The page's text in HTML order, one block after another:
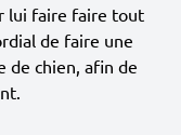
lui faire faire tout
de faire une
de chien, afin de